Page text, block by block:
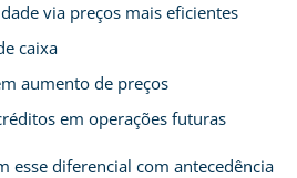
via preços mais eficientes
caixa
aumento de preços
em operações futuras
esse diferencial com antecedência